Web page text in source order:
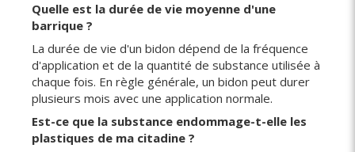
Quelle est la durée de vie moyenne d'une
barrique ?
La durée de vie d'un bidon dépend de la fréquence
d'application et de la quantité de substance utilisée à
chaque fois. En règle générale, un bidon peut durer
plusieurs mois avec une application normale.
Est-ce que la substance endommage-t-elle les
plastiques de ma citadine ?